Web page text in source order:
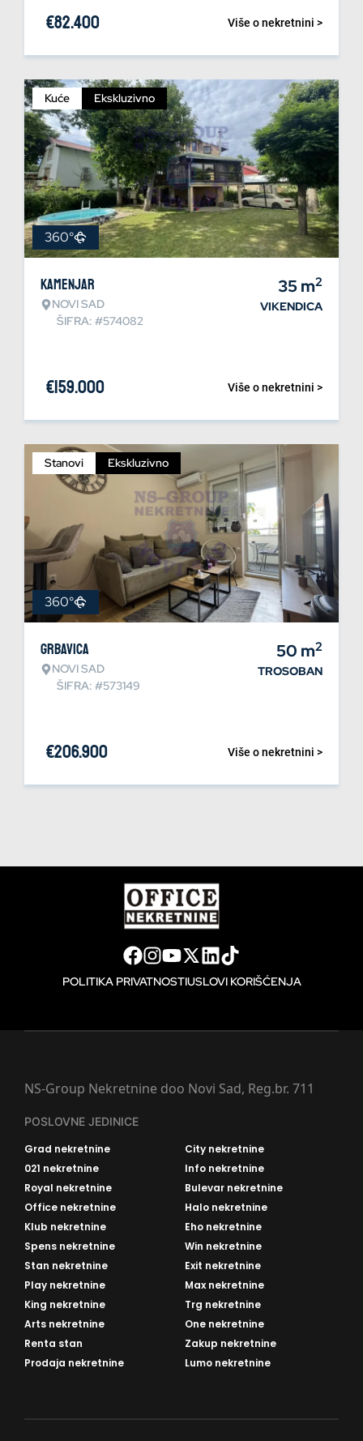
Više o nekretnini >
€82.400
Kuće Ekskluzivno
360°
Kamenjar
NOVI SAD
ŠIFRA: #574082
35m2
VIKENDICA
Više o nekretnini >
€159.000
Stanovi Ekskluzivno
360°
Grbavica
NOVI SAD
ŠIFRA: #573149
50 m2
TROSOBAN
Više o nekretnini >
€206.900
POLITIKA PRIVATNOSTIUSLOVI KORIŠĆENJA
NS-Group Nekretnine doo Novi Sad, Reg.br. 711
POSLOVNE JEDINICE
Grad nekretnine
City nekretnine
021 nekretnine
Info nekretnine
Royal nekretnine
Bulevar nekretnine
Office nekretnine
Halo nekretnine
Klub nekretnine
Eho nekretnine
Spens nekretnine
Win nekretnine
Stan nekretnine
Exit nekretnine
Play nekretnine
Max nekretnine
King nekretnine
Trg nekretnine
Arts nekretnine
One nekretnine
Renta stan
Zakup nekretnine
Prodaja nekretnine
Lumo nekretnine